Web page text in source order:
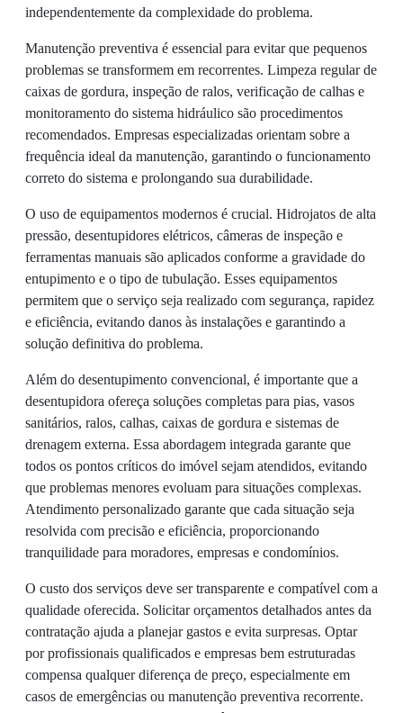
independentemente da complexidade do problema.
Manutenção preventiva é essencial para evitar que pequenos
problemas se transformem em recorrentes. Limpeza regular de
caixas de gordura, inspeção de ralos, verificação de calhas e
monitoramento do sistema hidráulico são procedimentos
recomendados. Empresas especializadas orientam sobre a
frequência ideal da manutenção, garantindo o funcionamento
correto do sistema e prolongando sua durabilidade.
O uso de equipamentos modernos é crucial. Hidrojatos de alta
pressão, desentupidores elétricos, câmeras de inspeção e
ferramentas manuais são aplicados conforme a gravidade do
entupimento e o tipo de tubulação. Esses equipamentos
permitem que o serviço seja realizado com segurança, rapidez
e eficiência, evitando danos às instalações e garantindo a
solução definitiva do problema.
Além do desentupimento convencional, é importante que a
desentupidora ofereça soluções completas para pias, vasos
sanitários, ralos, calhas, caixas de gordura e sistemas de
drenagem externa. Essa abordagem integrada garante que
todos os pontos críticos do imóvel sejam atendidos, evitando
que problemas menores evoluam para situações complexas.
Atendimento personalizado garante que cada situação seja
resolvida com precisão e eficiência, proporcionando
tranquilidade para moradores, empresas e condomínios.
O custo dos serviços deve ser transparente e compatível com a
qualidade oferecida. Solicitar orçamentos detalhados antes da
contratação ajuda a planejar gastos e evita surpresas. Optar
por profissionais qualificados e empresas bem estruturadas
compensa qualquer diferença de preço, especialmente em
casos de emergências ou manutenção preventiva recorrente.